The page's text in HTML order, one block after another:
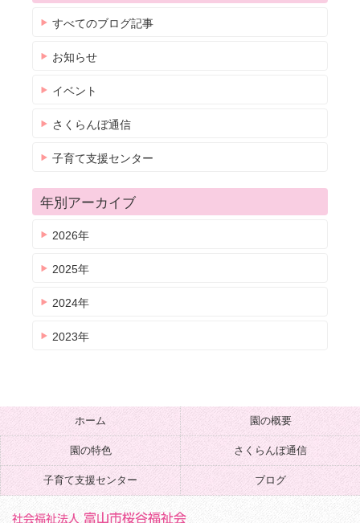
すべてのブログ記事
お知らせ
イベント
さくらんぼ通信
子育て支援センター
年別アーカイブ
2026年
2025年
2024年
2023年
ホーム 園の概要
園の特色 さくらんぼ通信
子育て支援センター ブログ